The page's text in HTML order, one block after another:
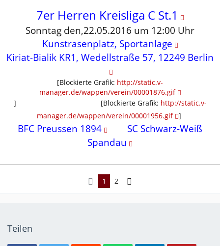
7er Herren Kreisliga C St.1
Sonntag den,22.05.2016 um 12:00 Uhr
Kunstrasenplatz, Sportanlage
Kiriat-Bialik KR1, Wedellstraße 57, 12249 Berlin
[Blockierte Grafik: http://static.v-
manager.de/wappen/verein/00001876.gif
]
[Blockierte Grafik: http://static.v-
manager.de/wappen/verein/00001956.gif
]
BFC Preussen 1894
SC Schwarz-Weiß
Spandau
1 2
Teilen